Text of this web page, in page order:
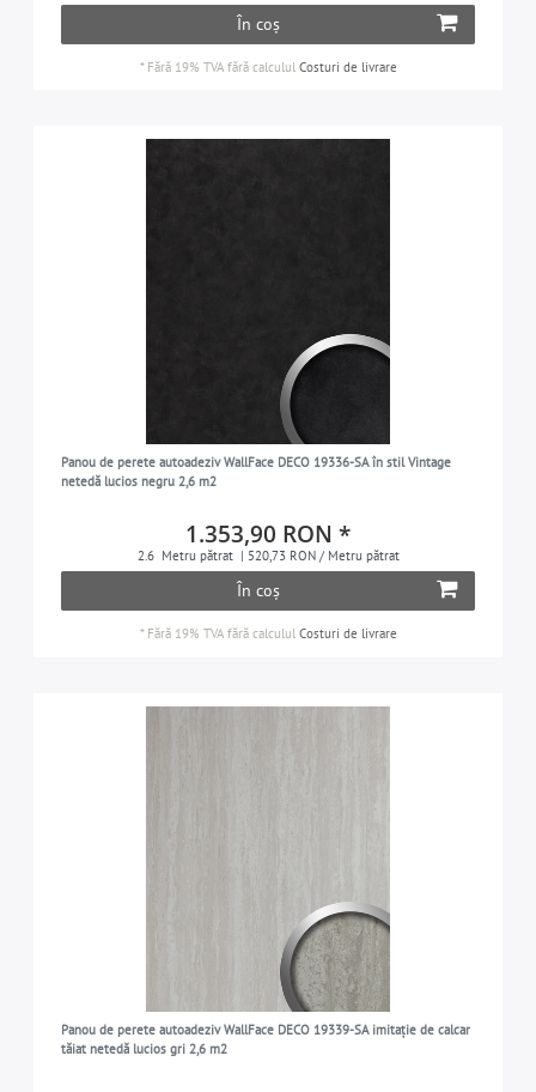
În coș
* Fără 19% TVAfără calculul Costuri de livrare
Panou de perete autoadeziv WallFace DECO 19336-SA în stil Vintage
netedă lucios negru 2,6 m2
1.353,90 RON *
2.6 Metru pătrat | 520,73 RON / Metru pătrat
În coș
* Fără 19% TVAfără calculul Costuri de livrare
Panou de perete autoadeziv WallFace DECO 19339-SA imitație de calcar
tăiat netedă lucios gri 2,6 m2